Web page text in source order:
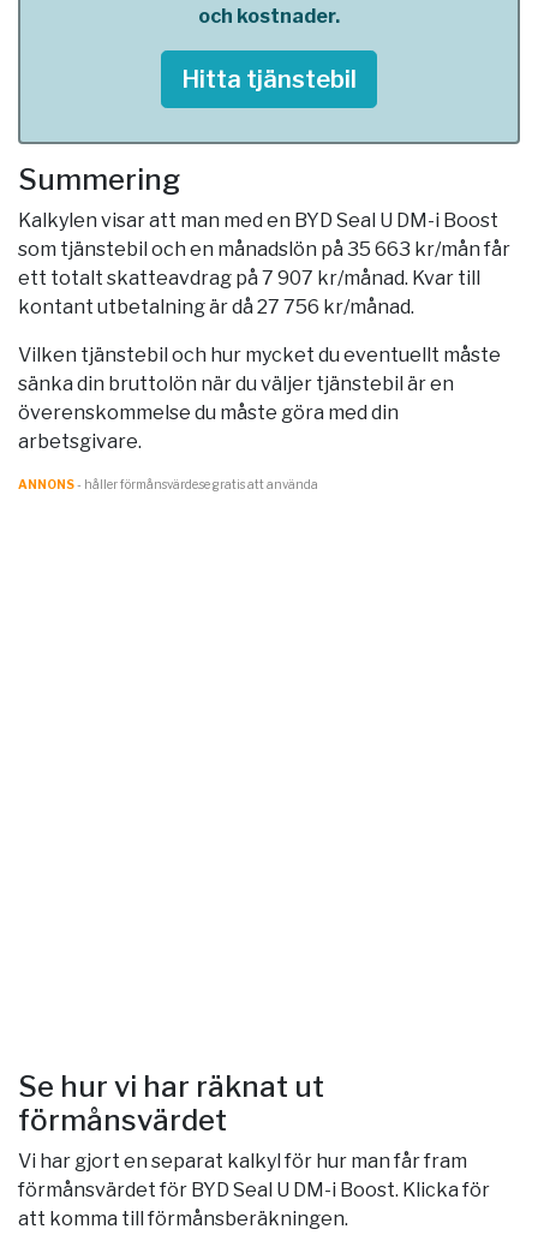
och kostnader.
Hitta tjänstebil
Summering
Kalkylen visar att man med en BYD Seal U DM-i Boost
som tjänstebil och en månadslön på 35 663 kr/mån får
ett totalt skatteavdrag på 7 907 kr/månad. Kvar till
kontant utbetalning är då 27 756 kr/månad.
Vilken tjänstebil och hur mycket du eventuellt måste
sänka din bruttolön när du väljer tjänstebil är en
överenskommelse du måste göra med din
arbetsgivare.
ANNONS- håller förmånsvärde.se gratis att använda
Se hur vi har räknat ut
förmånsvärdet
Vi har gjort en separat kalkyl för hur man får fram
förmånsvärdet för BYD Seal U DM-i Boost. Klicka för
att komma till förmånsberäkningen.